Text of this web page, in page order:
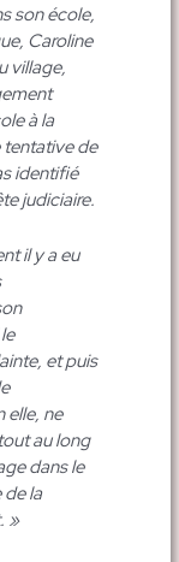
son école,
Caroline
village,
à la
tentative de
identifié
judiciaire.
il y a eu
et puis
elle, ne
au long
dans le
de la
»